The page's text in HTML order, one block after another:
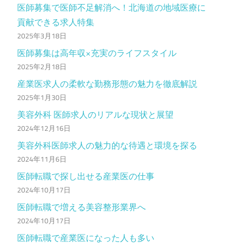
医師募集で医師不足解消へ！北海道の地域医療に
貢献できる求人特集
2025年3月18日
医師募集は高年収×充実のライフスタイル
2025年2月18日
産業医求人の柔軟な勤務形態の魅力を徹底解説
2025年1月30日
美容外科 医師求人のリアルな現状と展望
2024年12月16日
美容外科医師求人の魅力的な待遇と環境を探る
2024年11月6日
医師転職で探し出せる産業医の仕事
2024年10月17日
医師転職で増える美容整形業界へ
2024年10月17日
医師転職で産業医になった人も多い